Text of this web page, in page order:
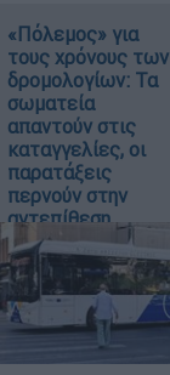
«Πόλεμος» για
τους χρόνους των
δρομολογίων: Τα
σωματεία
απαντούν στις
καταγγελίες, οι
παρατάξεις
περνούν στην
αντεπίθεση